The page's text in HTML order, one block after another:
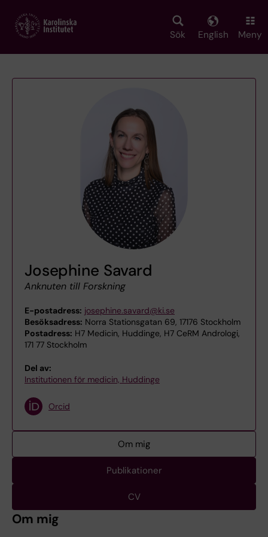
main
Sök English Meny
Josephine Savard
Anknuten till Forskning
E-postadress: josephine.savard@ki.se
Besöksadress: Norra Stationsgatan 69, 17176 Stockholm
Postadress: H7 Medicin, Huddinge, H7 CeRM Andrologi,
171 77 Stockholm
Del av:
Institutionen för medicin, Huddinge
Orcid
Om mig
Publikationer
CV
Om mig